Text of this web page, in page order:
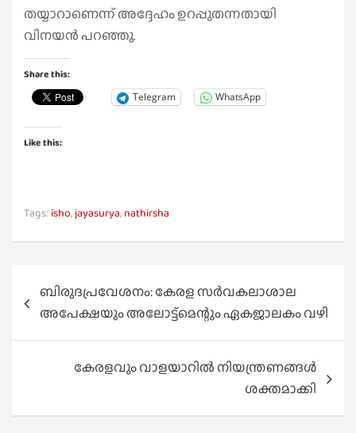
തയ്യാറാണെന്ന് അദ്ദേഹം ഉറപ്പുതന്നതായി
വിനയന്‍ പറഞ്ഞു.
Share this:
Telegram WhatsApp
Like this:
Tags: isho, jayasurya, nathirsha
navigation
ബിരുദപ്രവേശനം: കേരള സര്‍വകലാശാല
അപേക്ഷയും അലോട്ട്മെന്റും ഏകജാലകം വഴി
കേരളവും വാളയാറില്‍ നിയന്ത്രണങ്ങള്‍
ശക്തമാക്കി